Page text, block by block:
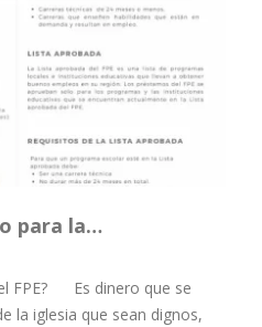
para la…
FPE? Es dinero que se
la iglesia que sean dignos,